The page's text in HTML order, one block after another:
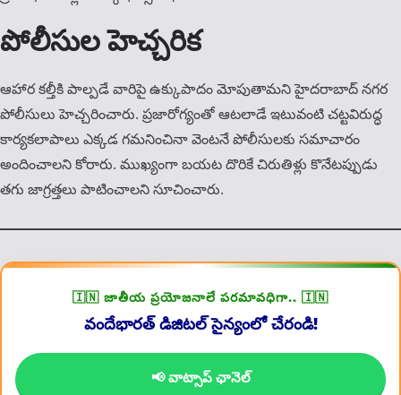
పోలీసుల హెచ్చరిక
ఆహార కల్తీకి పాల్పడే వారిపై ఉక్కుపాదం మోపుతామని హైదరాబాద్ నగర
పోలీసులు హెచ్చరించారు. ప్రజారోగ్యంతో ఆటలాడే ఇటువంటి చట్టవిరుద్ధ
కార్యకలాపాలు ఎక్కడ గమనించినా వెంటనే పోలీసులకు సమాచారం
అందించాలని కోరారు. ముఖ్యంగా బయట దొరికే చిరుతిళ్లు కొనేటప్పుడు
తగు జాగ్రత్తలు పాటించాలని సూచించారు.
🇮🇳 జాతీయ ప్రయోజనాలే పరమావధిగా.. 🇮🇳
వందేభారత్ డిజిటల్ సైన్యంలో చేరండి!
📢 వాట్సాప్ ఛానెల్